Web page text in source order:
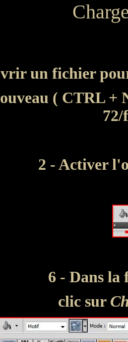
un fichier
( CTRL +
2 - Activer
6 - Dans la
clic sur